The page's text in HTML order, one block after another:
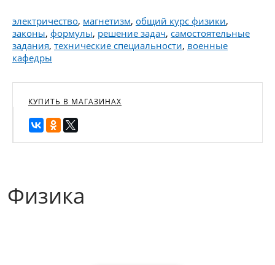
электричество, магнетизм, общий курс физики,
законы, формулы, решение задач, самостоятельные
задания, технические специальности, военные
кафедры
КУПИТЬ В МАГАЗИНАХ
Физика